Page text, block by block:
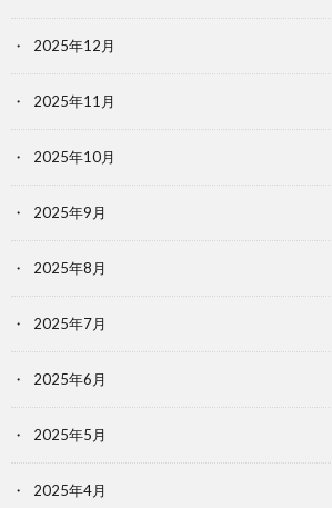
2025年12月
2025年11月
2025年10月
2025年9月
2025年8月
2025年7月
2025年6月
2025年5月
2025年4月